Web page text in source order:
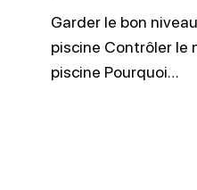
Garder le bon
piscine Contrôler le
piscine Pourquoi…